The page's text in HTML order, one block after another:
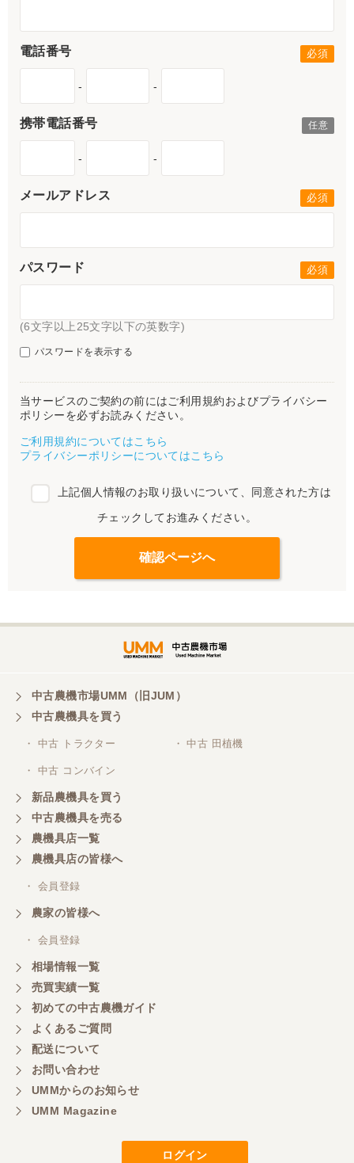
電話番号
- -
携帯電話番号
- -
メールアドレス
パスワード
(6文字以上25文字以下の英数字)
パスワードを表示する
当サービスのご契約の前にはご利用規約およびプライバシー
ポリシーを必ずお読みください。
ご利用規約についてはこちら
プライバシーポリシーについてはこちら
上記個人情報のお取り扱いについて、同意された方は
チェックしてお進みください。
中古農機市場UMM（旧JUM）
中古農機具を買う
・ 中古 トラクター ・ 中古 田植機
・ 中古 コンバイン
新品農機具を買う
中古農機具を売る
農機具店一覧
農機具店の皆様へ
・ 会員登録
農家の皆様へ
・ 会員登録
相場情報一覧
売買実績一覧
初めての中古農機ガイド
よくあるご質問
配送について
お問い合わせ
UMMからのお知らせ
UMM Magazine
ログイン